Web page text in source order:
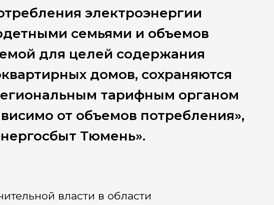
электроэнергии
семьями и объемов
для целей содержания
домов, сохраняются
тарифным органом
от объемов потребления»,
Тюмень».
власти в области